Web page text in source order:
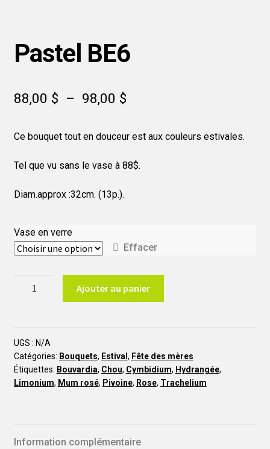
Pastel BE6
88,00 $ – 98,00 $Plage
prix :
88,00 $
Ce bouquet tout en douceur est aux couleurs estivales.
Tel que vu sans le vase à 88$.
Diam.approx :32cm. (13p.).
Vase en verre
Effacer
Ajouter au panier
UGS : N/A
Catégories: Bouquets, Estival , Fête des mères
Étiquettes: Bouvardia, Chou, Cymbidium, Hydrangée,
Limonium, Mum rosé, Pivoine, Rose, Trachelium
Information complémentaire